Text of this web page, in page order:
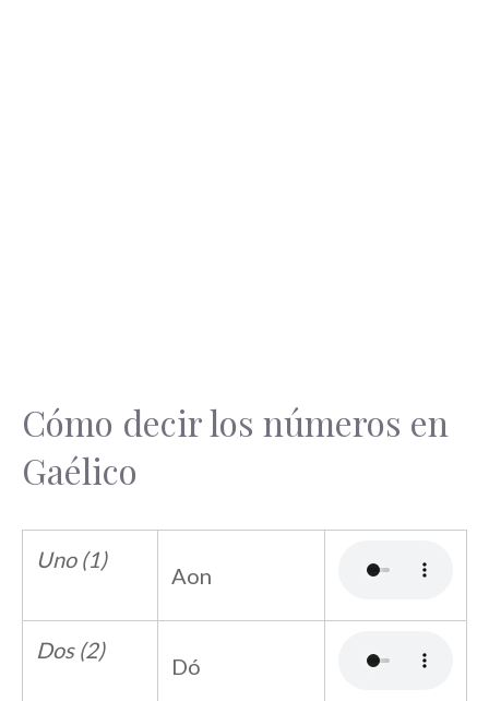
Cómo decir los números en
Gaélico
Uno (1)
Aon
Dos (2)
Dó